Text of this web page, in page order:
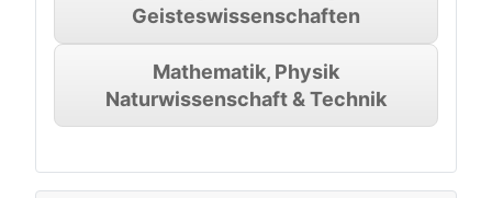
Geisteswissenschaften
Mathematik, Physik
Naturwissenschaft & Technik